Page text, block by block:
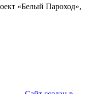
«Белый Пароход»,